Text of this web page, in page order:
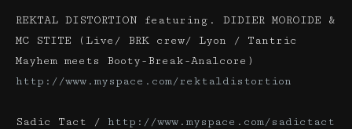
REKTAL DISTORTION featuring. DIDIER MOROIDE &
MC STITE (Live/ BRK crew/ Lyon / Tantric
Mayhem meets Booty-Break-Analcore)
http://www.myspace.com/rektaldistortion
Sadic Tact / http://www.myspace.com/sadictact